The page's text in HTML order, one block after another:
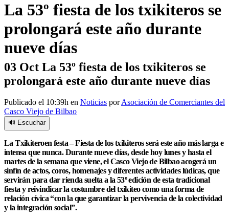
La 53º fiesta de los txikiteros se
prolongará este año durante
nueve días
03 Oct La 53º fiesta de los txikiteros se
prolongará este año durante nueve días
Publicado el 10:39h en Noticias porAsociación de Comerciantes del
Casco Viejo de Bilbao
🔊 Escuchar
La Txikiteroen festa – Fiesta de los txikiteros será este año más larga e
intensa que nunca. Durante nueve días, desde hoy lunes y hasta el
martes de la semana que viene, el Casco Viejo de Bilbao acogerá un
sinfín de actos, coros, homenajes y diferentes actividades lúdicas, que
servirán para dar rienda suelta a la 53º edición de esta tradicional
fiesta y reivindicar la costumbre del txikiteo como una forma de
relación cívica “con la que garantizar la pervivencia de la colectividad
y la integración social”.